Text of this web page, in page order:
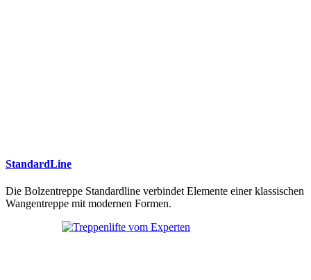
StandardLine
Die Bolzentreppe Standardline verbindet Elemente einer klassischen
Wangentreppe mit modernen Formen.